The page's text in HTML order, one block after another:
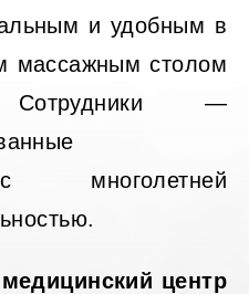
и удобным в
массажным столом
—
многолетней
центр